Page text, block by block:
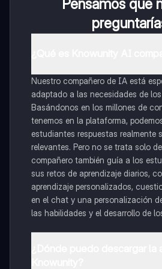
Pensamos que
Nuestro compañero de IA está
adaptado a las necesidades de
Basándonos en los millones de
tenemos en la plataforma,
estudiantes respuestas realmente
relevantes. Pero no se trata solo
compañero también guía a los
sus retos de aprendizaje diarios,
aprendizaje personalizados,
en el chat y una personalización
las habilidades y el desarrollo de